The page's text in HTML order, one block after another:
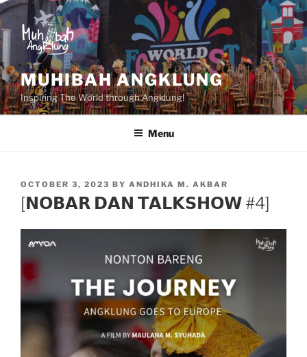
Skip
to
content
MUHIBAH ANGKLUNG
Inspiring The World through Angklung!
Menu
POSTED
ON
OCTOBER 3, 2023 BY ANDHIKA M. AKBAR
[𝗡𝗢𝗕𝗔𝗥 𝗗𝗔𝗡 𝗧𝗔𝗟𝗞𝗦𝗛𝗢𝗪 #4]